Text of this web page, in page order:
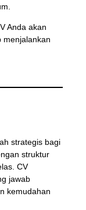
Anda akan
menjalankan
strategis bagi
struktur
CV
jawab
kemudahan